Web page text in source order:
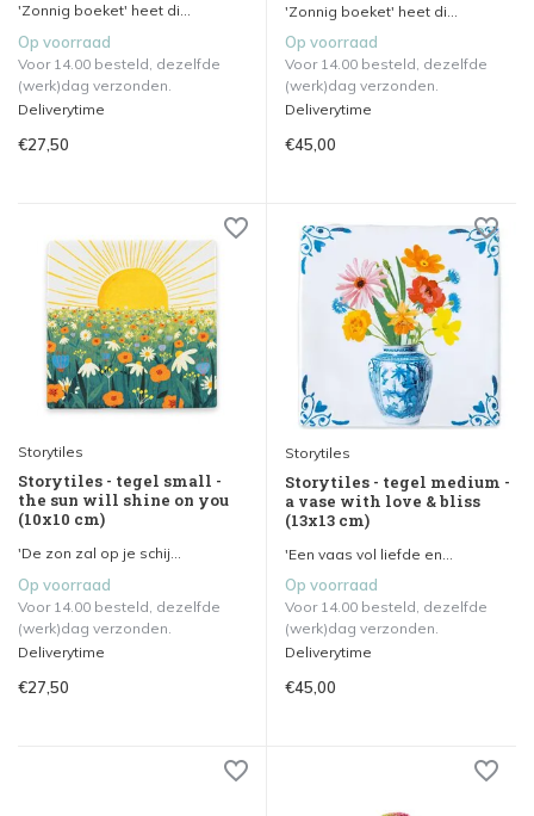
'Zonnig boeket' heet di...
Op voorraad
Voor 14.00 besteld, dezelfde
(werk)dag verzonden.
Deliverytime
€27,50
'Zonnig boeket' heet di...
Op voorraad
Voor 14.00 besteld, dezelfde
(werk)dag verzonden.
Deliverytime
€45,00
Storytiles
Storytiles - tegel small -
the sun will shine on you
(10x10 cm)
'De zon zal op je schij...
Op voorraad
Voor 14.00 besteld, dezelfde
(werk)dag verzonden.
Deliverytime
€27,50
Storytiles
Storytiles - tegel medium -
a vase with love & bliss
(13x13 cm)
'Een vaas vol liefde en...
Op voorraad
Voor 14.00 besteld, dezelfde
(werk)dag verzonden.
Deliverytime
€45,00